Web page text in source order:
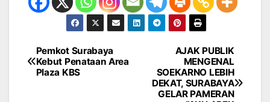
Navigasi
pos
AJAK PUBLIK
MENGENAL
SOEKARNO LEBIH
DEKAT, SURABAYA
GELAR PAMERAN
Pemkot Surabaya
Kebut Penataan Area
Plaza KBS